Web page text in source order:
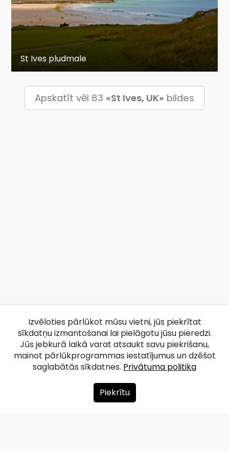
St Ives pludmale
Apskatīt vēl 83 «St Ives, UK» bildes
Par mums
Izvēloties pārlūkot mūsu vietni, jūs piekrītat
sīkdatņu izmantošanai lai pielāgotu jūsu pieredzi.
Jūs jebkurā laikā varat atsaukt savu piekrišanu,
mainot pārlūkprogrammas iestatījumus un dzēšot
saglabātās sīkdatnes. Privātuma politika
Piekrītu